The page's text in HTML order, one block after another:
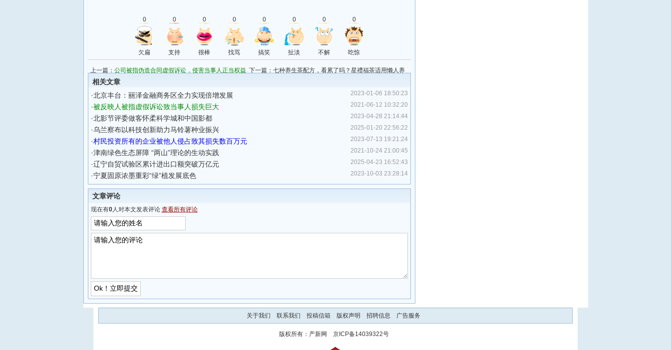
0 0 0 0 0 0 0 0
欠扁 支持 很棒 找骂 搞笑 扯淡 不解 吃惊
上一篇： 公司被指伪造合同虚假诉讼，侵害当事人正当权益 下一篇： 七种养生茶配方，看累了吗？星禮福茶适用懒人养
相关文章
·北京丰台：丽泽金融商务区全力实现倍增发展 2023-01-06 18:50:23
·被反映人被指虚假诉讼致当事人损失巨大 2021-06-12 10:32:20
·北影节评委做客怀柔科学城和中国影都 2023-04-28 21:14:44
·乌兰察布以科技创新助力马铃薯种业振兴 2025-01-20 22:56:22
·村民投资所有的企业被他人侵占致其损失数百万元 2023-07-13 19:21:24
·津南绿色生态屏障 “两山”理论的生动实践 2021-10-24 21:00:45
·辽宁自贸试验区累计进出口额突破万亿元 2025-04-23 16:52:43
·宁夏固原浓墨重彩“绿”植发展底色 2023-10-03 23:28:14
文章评论
现在有0人对本文发表评论 查看所有评论
关于我们 联系我们 投稿信箱 版权声明 招聘信息 广告服务
版权所有： 产新网 京ICP备14039322号